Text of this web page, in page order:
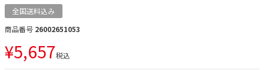
全国送料込み
商品番号 26002651053
¥5,657税込